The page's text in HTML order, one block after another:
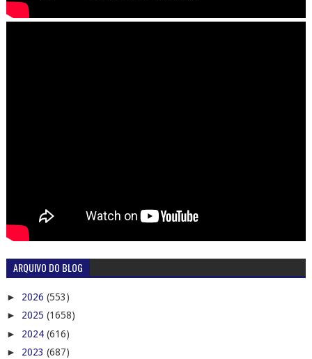
ARQUIVO DO BLOG
► 2026 (553)
► 2025 (1658)
► 2024 (616)
► 2023 (687)